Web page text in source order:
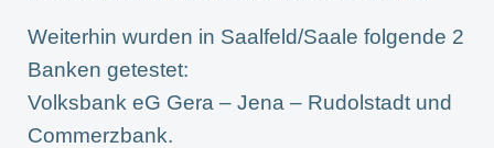
Weiterhin wurden in Saalfeld/Saale folgende 2
Banken getestet:
Volksbank eG Gera – Jena – Rudolstadt und
Commerzbank.